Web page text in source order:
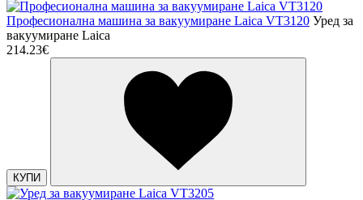
Професионална машина за вакуумиране Laica VT3120 Уред за
вакуумиране Laica
214.23€
КУПИ